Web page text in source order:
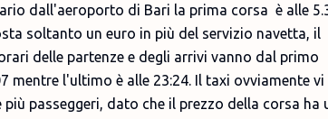
dall'aeroporto di Bari la prima corsa è alle
soltanto un euro in più del servizio navetta, il
delle partenze e degli arrivi vanno dal primo
mentre l'ultimo è alle 23:24. Il taxi ovviamente vi
passeggeri, dato che il prezzo della corsa ha